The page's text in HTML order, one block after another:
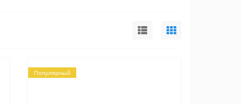
Популярный